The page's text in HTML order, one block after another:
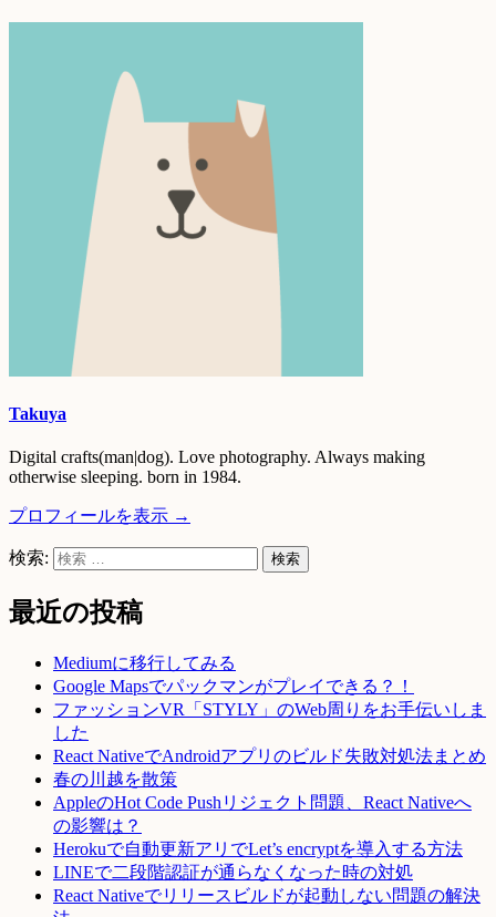
Takuya
Digital crafts(man|dog). Love photography. Always making
otherwise sleeping. born in 1984.
プロフィールを表示 →
検索:
最近の投稿
Mediumに移行してみる
Google Mapsでパックマンがプレイできる？！
ファッションVR「STYLY」のWeb周りをお手伝いしま
した
React NativeでAndroidアプリのビルド失敗対処法まとめ
春の川越を散策
AppleのHot Code Pushリジェクト問題、React Nativeへ
の影響は？
Herokuで自動更新アリでLet’s encryptを導入する方法
LINEで二段階認証が通らなくなった時の対処
React Nativeでリリースビルドが起動しない問題の解決